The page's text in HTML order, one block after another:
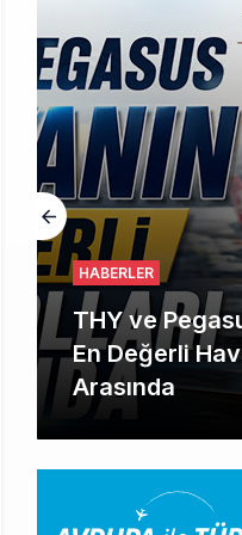
HABERLER
THY ve
En Değerli
Arasında